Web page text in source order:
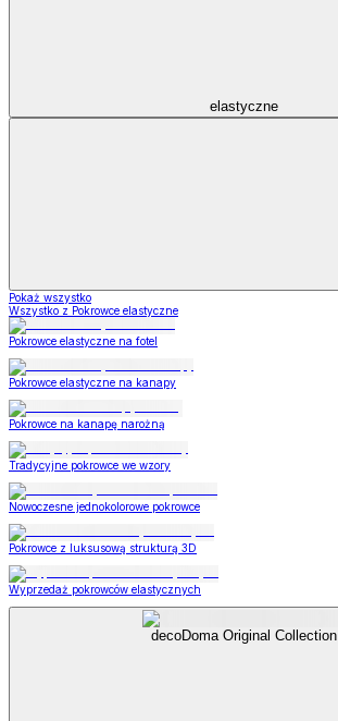
elastyczne
Pokaż wszystko
Wszystko z Pokrowce elastyczne
Pokrowce elastyczne na fotel
Pokrowce elastyczne na kanapy
Pokrowce na kanapę narożną
Tradycyjne pokrowce we wzory
Nowoczesne jednokolorowe pokrowce
Pokrowce z luksusową strukturą 3D
Wyprzedaż pokrowców elastycznych
decoDoma Original Collection